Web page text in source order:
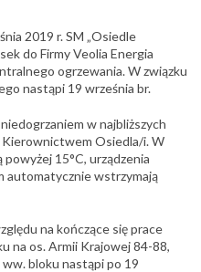
2019 r. SM „Osiedle
do Firmy Veolia Energia
ogrzewania. W związku
nastąpi 19 września br.
w najbliższych
Osiedla/i. W
15°C, urządzenia
automatycznie wstrzymają
na kończące się prace
na os. Armii Krajowej 84-88,
bloku nastąpi po 19